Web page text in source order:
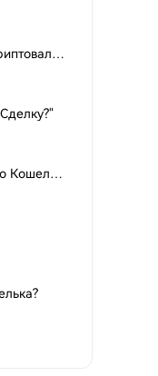
Как Перевести Деньги Между Криптовалютными Кошельками?
Как Отследить Транзакции Моего Кошелька?